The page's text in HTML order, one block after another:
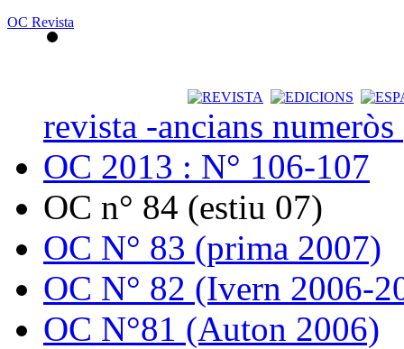
OC Revista
revista -ancians
OC 2013 : N° 106-107
OC n° 84 (estiu 07)
OC N° 83 (prima 2007)
OC N° 82 (Ivern 2006-
OC N°81 (Auton 2006)